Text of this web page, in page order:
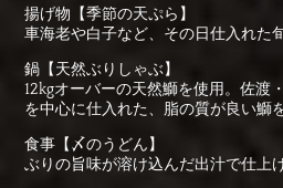
揚げ物【季節の天ぷら】
車海老や白子など、その日仕入れた
鍋【天然ぶりしゃぶ】
12kgオーバーの天然鰤を使用。佐渡
を中心に仕入れた、脂の質が良い鰤
食事【〆のうどん】
ぶりの旨味が溶け込んだ出汁で仕上